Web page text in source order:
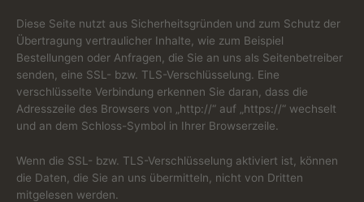
Diese Seite nutzt aus Sicherheitsgründen und zum Schutz der
Übertragung vertraulicher Inhalte, wie zum Beispiel
Bestellungen oder Anfragen, die Sie an uns als Seitenbetreiber
senden, eine SSL- bzw. TLS-Verschlüsselung. Eine
verschlüsselte Verbindung erkennen Sie daran, dass die
Adresszeile des Browsers von „http://“ auf „https://“ wechselt
und an dem Schloss-Symbol in Ihrer Browserzeile.
Wenn die SSL- bzw. TLS-Verschlüsselung aktiviert ist, können
die Daten, die Sie an uns übermitteln, nicht von Dritten
mitgelesen werden.